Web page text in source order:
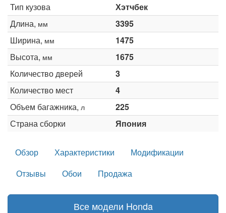
Тип кузова
Хэтчбек
Длина, мм
3395
Ширина, мм
1475
Высота, мм
1675
Количество дверей
3
Количество мест
4
Объем багажника, л
225
Страна сборки
Япония
Обзор Характеристики
Модификации
Отзывы
Обои Продажа
Все модели Honda